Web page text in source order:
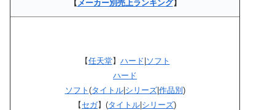
【 メーカー別売上ランキング】
【任天堂】 ハード ソフト
ハード
ソフト (タイトル| シリーズ| 作品別 )
【 セガ】(タイトル シリーズ)